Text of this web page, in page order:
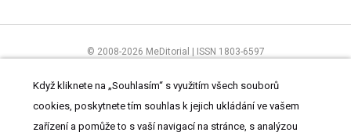
© 2008-2026 MeDitorial | ISSN 1803-6597
zdravotnictví.Čtěte prohlášeníaZásady zpracování osobních údajů
Když kliknete na „Souhlasím“ s využitím všech souborů
cookies, poskytnete tím souhlas k jejich ukládání ve vašem
zařízení a pomůže to s vaší navigací na stránce, s analýzou